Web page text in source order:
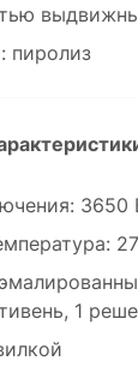
пиролиз
3650
1